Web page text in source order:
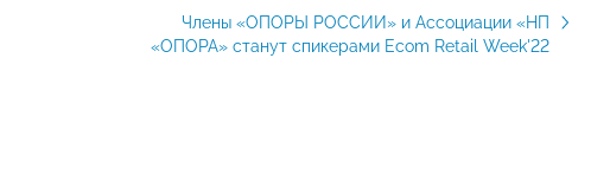
Члены «ОПОРЫ РОССИИ» и Ассоциации «НП
«ОПОРА» станут спикерами Ecom Retail Week'22